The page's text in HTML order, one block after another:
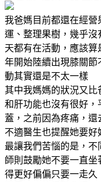
我爸媽目前都還在經
運、整理果樹，幾乎
天都有在活動，應該
年開始陸續出現膝關
動其實還是不太一樣
其中我媽媽的狀況又
和肝功能也沒有很好
蓋，之前因為疼痛，還
不適醫生也提醒她要
最讓我們苦惱的是，
師則鼓勵她不要一直
得更好偏偏只要一走